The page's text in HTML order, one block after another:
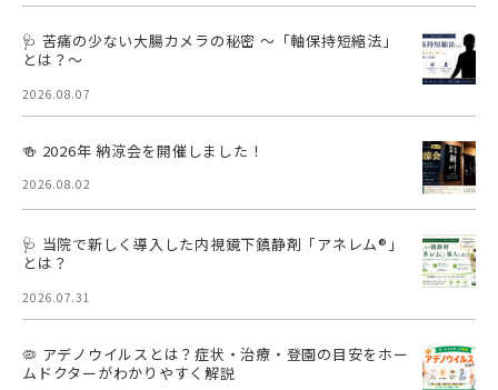
🩺 苦痛の少ない大腸カメラの秘密 ～「軸保持短縮法」
とは？～
2026.08.07
🍻 2026年 納涼会を開催しました！
2026.08.02
🩺 当院で新しく導入した内視鏡下鎮静剤「アネレム®」
とは？
2026.07.31
🦠 アデノウイルスとは？症状・治療・登園の目安をホー
ムドクターがわかりやすく解説